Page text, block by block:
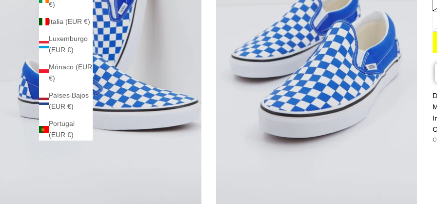
€)
Italia (EUR €)
Luxemburgo
(EUR €)
Mónaco (EUR
€)
Países Bajos
(EUR €)
Portugal
(EUR €)